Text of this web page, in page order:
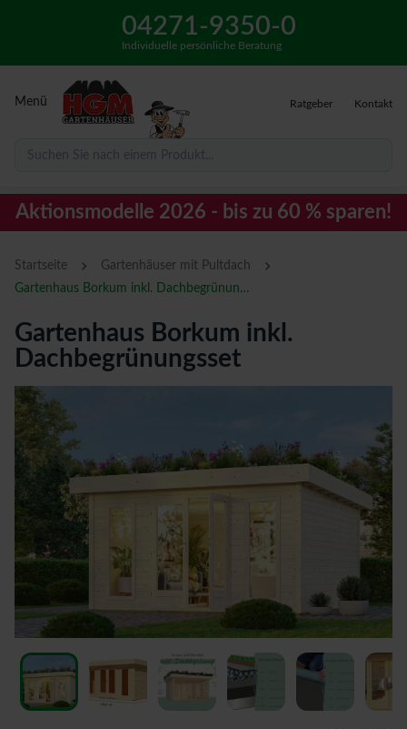
04271-9350-0
Individuelle persönliche Beratung
Menü Ratgeber Kontakt
Suchen Sie nach einem Produkt...
Aktionsmodelle 2026 - bis zu 60 % sparen!
Startseite › Gartenhäuser mit Pultdach ›
Gartenhaus Borkum inkl. Dachbegrünungsset
Gartenhaus Borkum inkl.
Dachbegrünungsset